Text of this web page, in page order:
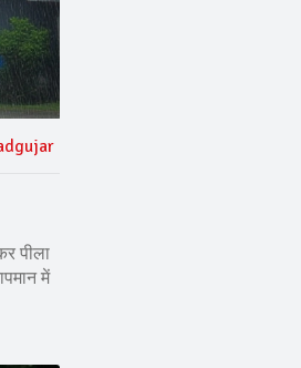
पीला
में